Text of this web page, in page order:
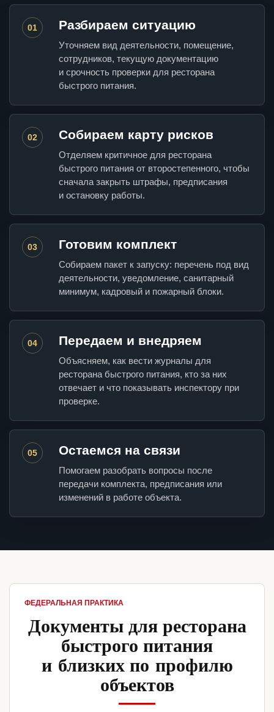
01 Разбираем ситуацию
Уточняем вид деятельности, помещение,
сотрудников, текущую документацию
и срочность проверки для ресторана
быстрого питания.
02 Собираем карту рисков
Отделяем критичное для ресторана
быстрого питания от второстепенного, чтобы
сначала закрыть штрафы, предписания
и остановку работы.
03 Готовим комплект
Собираем пакет к запуску: перечень под вид
деятельности, уведомление, санитарный
минимум, кадровый и пожарный блоки.
04 Передаем и внедряем
Объясняем, как вести журналы для
ресторана быстрого питания, кто за них
отвечает и что показывать инспектору при
проверке.
05 Остаемся на связи
Помогаем разобрать вопросы после
передачи комплекта, предписания или
изменений в работе объекта.
ФЕДЕРАЛЬНАЯ ПРАКТИКА
Документы для ресторана
быстрого питания
и близких по профилю
объектов